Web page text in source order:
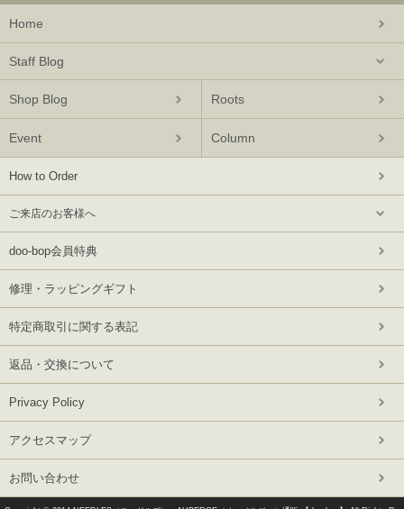
Home
Staff Blog
Shop Blog Roots
Event Column
How to Order
ご来店のお客様へ
doo-bop会員特典
修理・ラッピングギフト
特定商取引に関する表記
返品・交換について
Privacy Policy
アクセスマップ
お問い合わせ